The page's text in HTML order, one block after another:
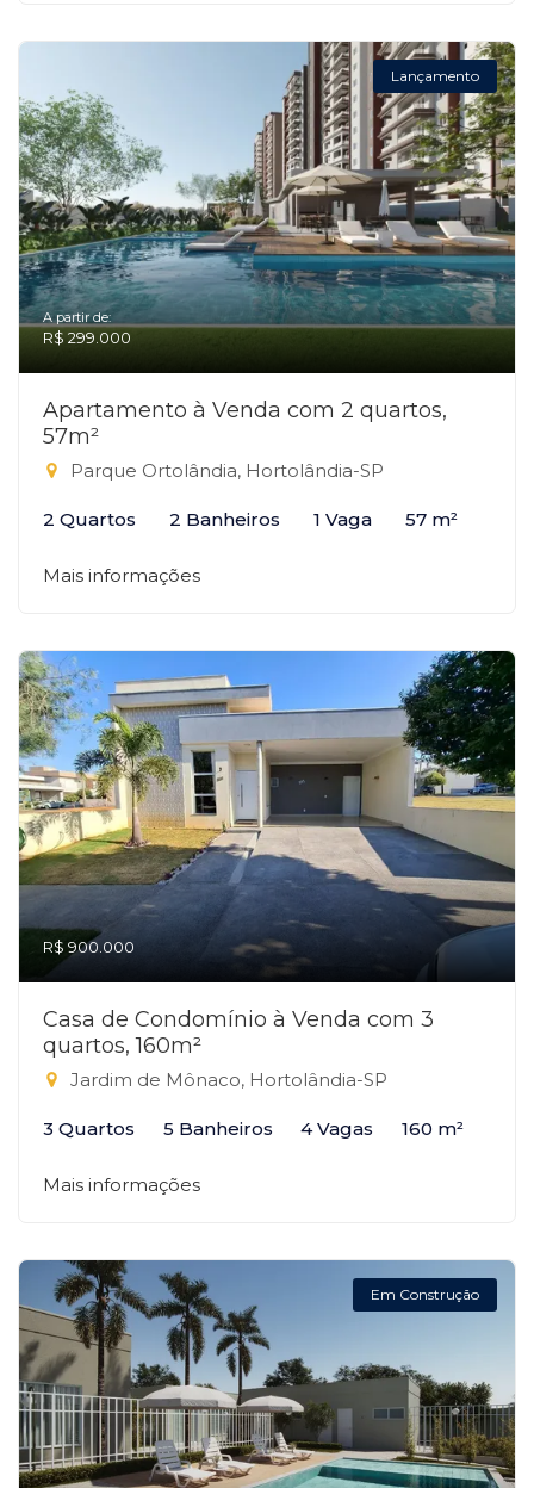
Lançamento
A partir de:
R$ 299.000
Apartamento à Venda com 2 quartos,
57m²
Parque Ortolândia, Hortolândia-SP
2 Quartos 2 Banheiros 1 Vaga 57 m²
Mais informações
R$ 900.000
Casa de Condomínio à Venda com 3
quartos, 160m²
Jardim de Mônaco, Hortolândia-SP
3 Quartos 5 Banheiros 4 Vagas 160 m²
Mais informações
Em Construção